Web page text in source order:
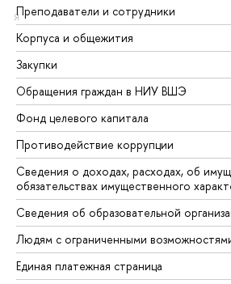
ЯПреподаватели и сотрудники
Корпуса и общежития
Закупки
Обращения граждан в НИУ ВШЭ
Фонд целевого капитала
Противодействие коррупции
Сведения о доходах, расходах, об
обязательствах имущественного
Сведения об образовательной
Людям с ограниченными
Единая платежная страница